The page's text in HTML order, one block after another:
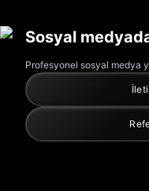
Sosyal
Profesyonel sosyal medya